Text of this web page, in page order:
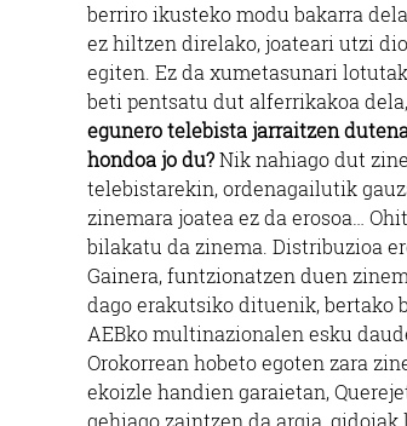
berriro ikusteko modu bakarra
ez hiltzen direlako, joateari utzi
egiten. Ez da xumetasunari
beti pentsatu dut alferrikakoa
egunero telebista jarraitzen
hondoa jo du?Nik nahiago dut
telebistarekin, ordenagailutik
zinemara joatea ez da erosoa…
bilakatu da zinema. Distribuzioa
Gainera, funtzionatzen duen
dago erakutsiko dituenik, bertako
AEBko multinazionalen esku
Orokorrean hobeto egoten zara
ekoizle handien garaietan,